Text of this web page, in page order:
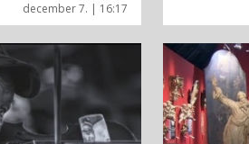
december 7. | 16:17